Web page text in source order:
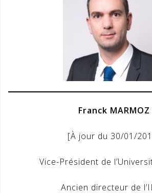
Franck MARMOZ
[À jour du 30/01/
Vice-Président de
Ancien directeur de